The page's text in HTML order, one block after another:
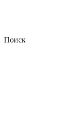
Поиск